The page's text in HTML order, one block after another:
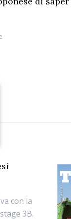
con la
3B.